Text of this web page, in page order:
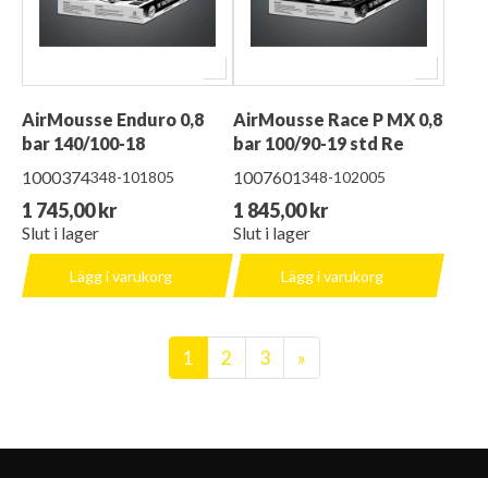
AirMousse Enduro 0,8
bar 140/100-18
1000374348-101805
1 745,00 kr
Slut i lager
Lägg i varukorg
AirMousse Race P MX 0,8
bar 100/90-19 std Re
1007601348-102005
1 845,00 kr
Slut i lager
Lägg i varukorg
1 2 3 »